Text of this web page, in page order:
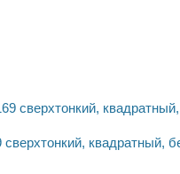
квадратный,